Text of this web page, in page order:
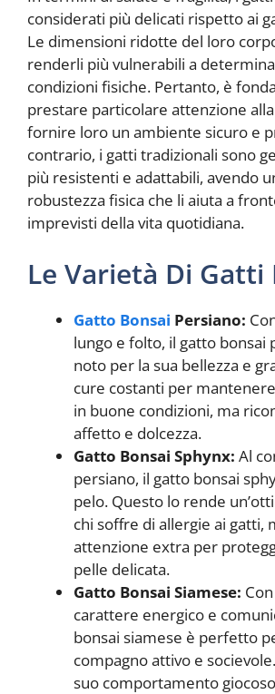
considerati più delicati rispetto ai
Le dimensioni ridotte del loro
renderli più vulnerabili a
condizioni fisiche. Pertanto, è
prestare particolare attenzione
fornire loro un ambiente sicuro e
contrario, i gatti tradizionali sono
più resistenti e adattabili, avendo
robustezza fisica che li aiuta a
imprevisti della vita quotidiana.
Le Varietà Di Gatti
Gatto Bonsai Persiano:
lungo e folto, il gatto bonsai
noto per la sua bellezza e
cure costanti per
in buone condizioni, ma
affetto e dolcezza.
Gatto Bonsai Sphynx: Al
persiano, il gatto bonsai
pelo. Questo lo rende
chi soffre di allergie ai gatti,
attenzione extra per
pelle delicata.
Gatto Bonsai Siamese:
carattere energico e
bonsai siamese è perfetto
compagno attivo e
suo comportamento